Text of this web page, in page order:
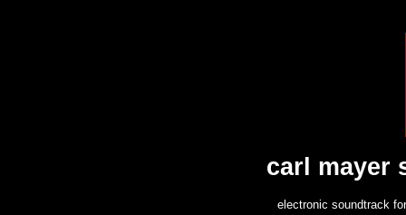
carl mayer
electronic soundtrack